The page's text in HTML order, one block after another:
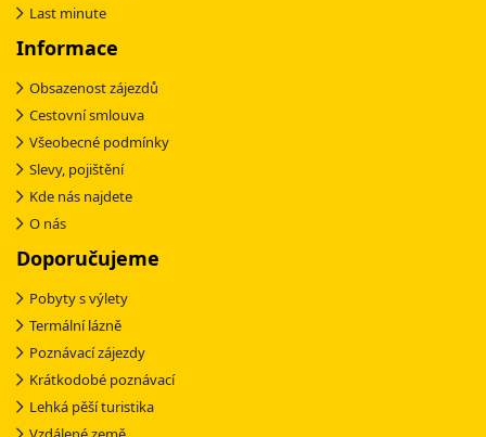
Last minute
Informace
Obsazenost zájezdů
Cestovní smlouva
Všeobecné podmínky
Slevy, pojištění
Kde nás najdete
O nás
Doporučujeme
Pobyty s výlety
Termální lázně
Poznávací zájezdy
Krátkodobé poznávací
Lehká pěší turistika